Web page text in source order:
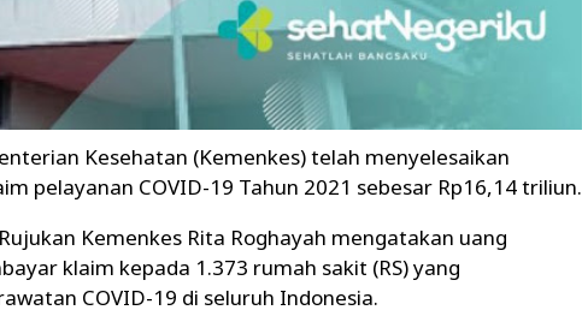
Kesehatan (Kemenkes) telah menyelesaikan
pelayanan COVID-19 Tahun 2021 sebesar Rp16,14 triliun.
Kemenkes Rita Roghayah mengatakan uang
klaim kepada 1.373 rumah sakit (RS) yang
COVID-19 di seluruh Indonesia.